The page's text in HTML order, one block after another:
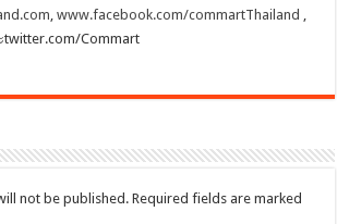
,www.facebook.com/commartThailand
twitter.com/Commart
not be published. Required fields are marked